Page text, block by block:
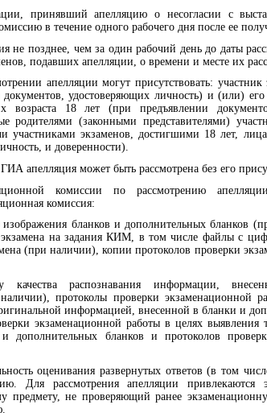
принявший апелляцию о несогласии с
в течение одного рабочего дня после ее
не позднее, чем за один рабочий день до даты
подавших апелляции, о времени и месте их
апелляции могут присутствовать:
удостоверяющих личность) и (или) его
возраста 18 лет (при предъявлении
родителями (законными представителями)
участниками экзаменов, достигшими 18 лет,
и доверенности).
апелляция может быть рассмотрена без его
комиссии по рассмотрению
комиссия:
бланков и дополнительных бланков
на задания КИМ, в том числе файлы с
(при наличии), копии протоколов проверки
качества распознавания информации,
протоколы проверки экзаменационной
информацией, внесенной в бланки и
экзаменационной работы в целях выявления
и дополнительных бланков и протоколов
оценивания развернутых ответов (в том
Для рассмотрения апелляции привлекаются
предмету, не проверяющий ранее